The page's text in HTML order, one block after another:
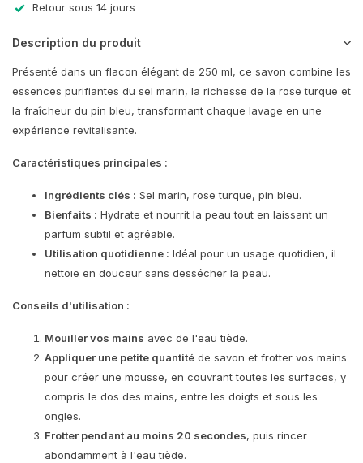
Retour sous 14 jours
Description du produit
Présenté dans un flacon élégant de 250 ml, ce savon combine les
essences purifiantes du sel marin, la richesse de la rose turque et
la fraîcheur du pin bleu, transformant chaque lavage en une
expérience revitalisante.
Caractéristiques principales :
Ingrédients clés : Sel marin, rose turque, pin bleu.
Bienfaits : Hydrate et nourrit la peau tout en laissant un
parfum subtil et agréable.
Utilisation quotidienne : Idéal pour un usage quotidien, il
nettoie en douceur sans dessécher la peau.
Conseils d'utilisation :
Mouiller vos mains avec de l'eau tiède.
Appliquer une petite quantité de savon et frotter vos mains
pour créer une mousse, en couvrant toutes les surfaces, y
compris le dos des mains, entre les doigts et sous les
ongles.
Frotter pendant au moins 20 secondes, puis rincer
abondamment à l'eau tiède.